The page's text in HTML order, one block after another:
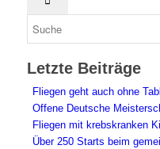
Letzte Beiträge
Fliegen geht auch ohne
Offene Deutsche
Fliegen mit krebskranken
Über 250 Starts beim